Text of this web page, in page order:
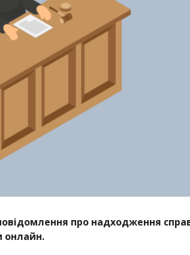
про надходження
онлайн.